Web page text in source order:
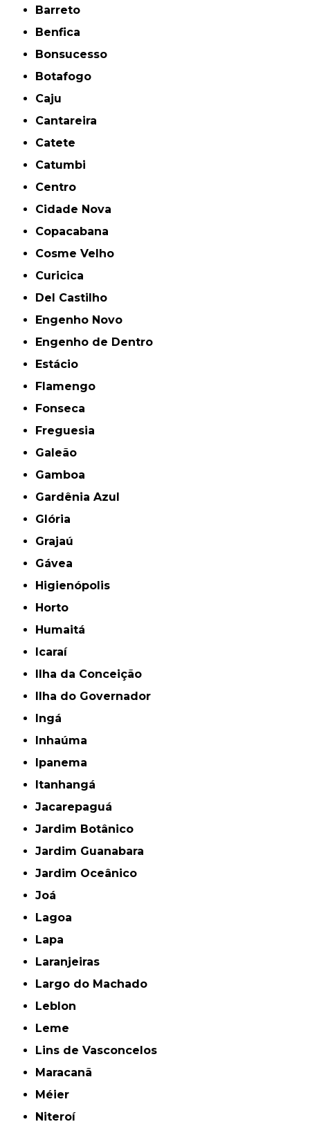
Barreto
Benfica
Bonsucesso
Botafogo
Caju
Cantareira
Catete
Catumbi
Centro
Cidade Nova
Copacabana
Cosme Velho
Curicica
Del Castilho
Engenho Novo
Engenho de Dentro
Estácio
Flamengo
Fonseca
Freguesia
Galeão
Gamboa
Gardênia Azul
Glória
Grajaú
Gávea
Higienópolis
Horto
Humaitá
Icaraí
Ilha da Conceição
Ilha do Governador
Ingá
Inhaúma
Ipanema
Itanhangá
Jacarepaguá
Jardim Botânico
Jardim Guanabara
Jardim Oceânico
Joá
Lagoa
Lapa
Laranjeiras
Largo do Machado
Leblon
Leme
Lins de Vasconcelos
Maracanã
Méier
Niteroí